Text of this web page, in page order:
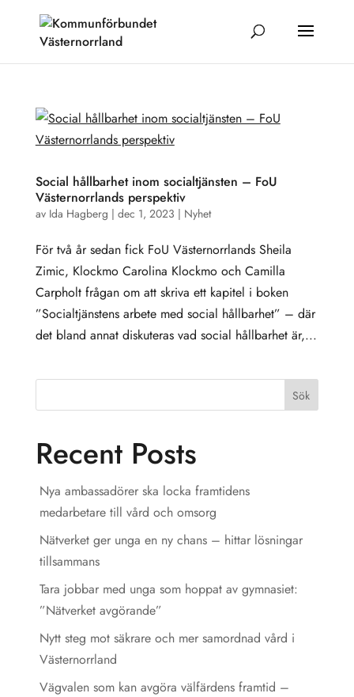
Social hållbarhet inom socialtjänsten – FoU
Västernorrlands perspektiv
av Ida Hagberg | dec 1, 2023 | Nyhet
För två år sedan fick FoU Västernorrlands Sheila
Zimic, Klockmo Carolina Klockmo och Camilla
Carpholt frågan om att skriva ett kapitel i boken
”Socialtjänstens arbete med social hållbarhet” – där
det bland annat diskuteras vad social hållbarhet är,...
Sök
Recent Posts
Nya ambassadörer ska locka framtidens
medarbetare till vård och omsorg
Nätverket ger unga en ny chans – hittar lösningar
tillsammans
Tara jobbar med unga som hoppat av gymnasiet:
”Nätverket avgörande”
Nytt steg mot säkrare och mer samordnad vård i
Västernorrland
Vägvalen som kan avgöra välfärdens framtid –